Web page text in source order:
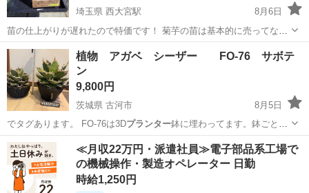
埼玉県 西大宮駅
8月6日
苗の仕上がりが遅れたので特価です！ 菊芋の苗は基本的に売ってない
のと、種芋の入手困難で育てたくても物が買えなかった人も居るかと
思います！ 育ててみたい方は是非(*^^*)
埼玉 さいたま市 西大宮駅 家庭用品
植物 アガベ シーザー FO-76 サボテ
ン
9,800円
茨城県 古河市
8月5日
でタグあります。 FO-76は3Dプランター鉢に埋わってます。鉢ごとこ
のままのお…
茨城 古河市 家庭用品 アガベ
≪月収22万円・派遣社員≫電子部品系工場で
の機械操作・製造オペレーター 日勤
時給1,250円